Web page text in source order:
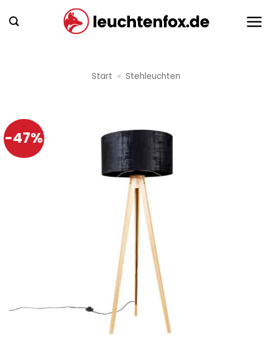
Inhalt
Start » Stehleuchten
-47%